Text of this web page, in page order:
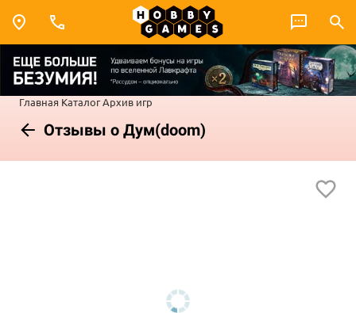
Главная КаталогАрхив игр
Отзывы о Дум(doom)